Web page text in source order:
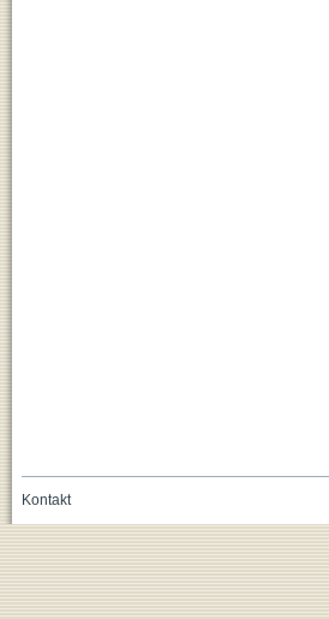
Kontakt